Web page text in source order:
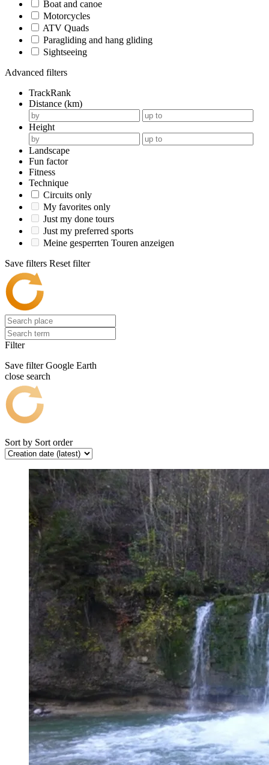
Boat and canoe
Motorcycles
ATV Quads
Paragliding and hang gliding
Sightseeing
Advanced filters
TrackRank
Distance (km)
Height
Landscape
Fun factor
Fitness
Technique
Circuits only
My favorites only
Just my done tours
Just my preferred sports
Meine gesperrten Touren anzeigen
Save filters Reset filter
Filter
Save filter Google Earth
close search
Sort by Sort order